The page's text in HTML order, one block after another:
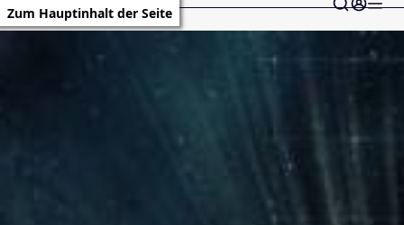
Zum Hauptinhalt der Seite